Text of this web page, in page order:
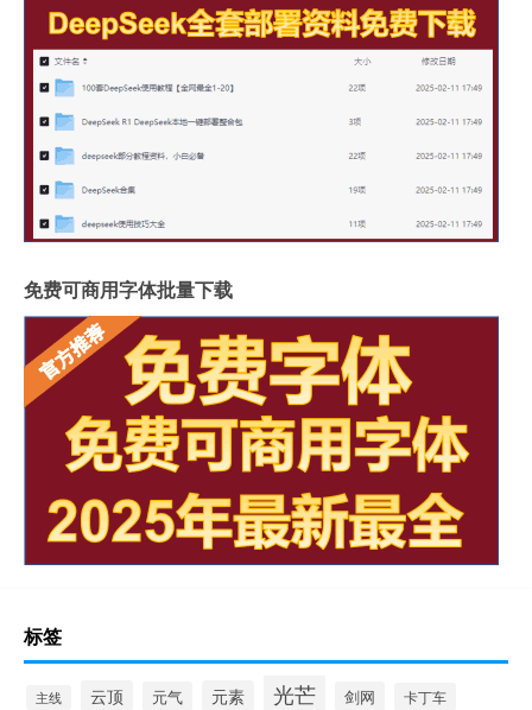
免费可商用字体批量下载
标签
主线 云顶 元气 元素 光芒 剑网 卡丁车